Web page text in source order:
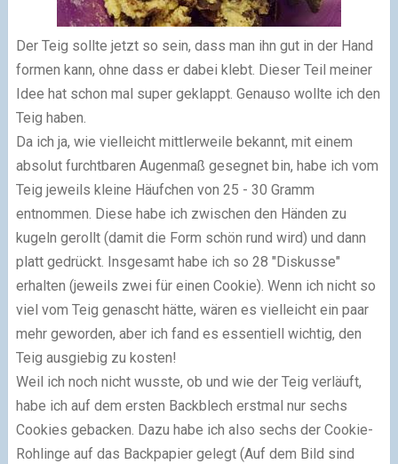
Der Teig sollte jetzt so sein, dass man ihn gut in der Hand
formen kann, ohne dass er dabei klebt. Dieser Teil meiner
Idee hat schon mal super geklappt. Genauso wollte ich den
Teig haben.
Da ich ja, wie vielleicht mittlerweile bekannt, mit einem
absolut furchtbaren Augenmaß gesegnet bin, habe ich vom
Teig jeweils kleine Häufchen von 25 - 30 Gramm
entnommen. Diese habe ich zwischen den Händen zu
kugeln gerollt (damit die Form schön rund wird) und dann
platt gedrückt. Insgesamt habe ich so 28 "Diskusse"
erhalten (jeweils zwei für einen Cookie). Wenn ich nicht so
viel vom Teig genascht hätte, wären es vielleicht ein paar
mehr geworden, aber ich fand es essentiell wichtig, den
Teig ausgiebig zu kosten!
Weil ich noch nicht wusste, ob und wie der Teig verläuft,
habe ich auf dem ersten Backblech erstmal nur sechs
Cookies gebacken. Dazu habe ich also sechs der Cookie-
Rohlinge auf das Backpapier gelegt (Auf dem Bild sind